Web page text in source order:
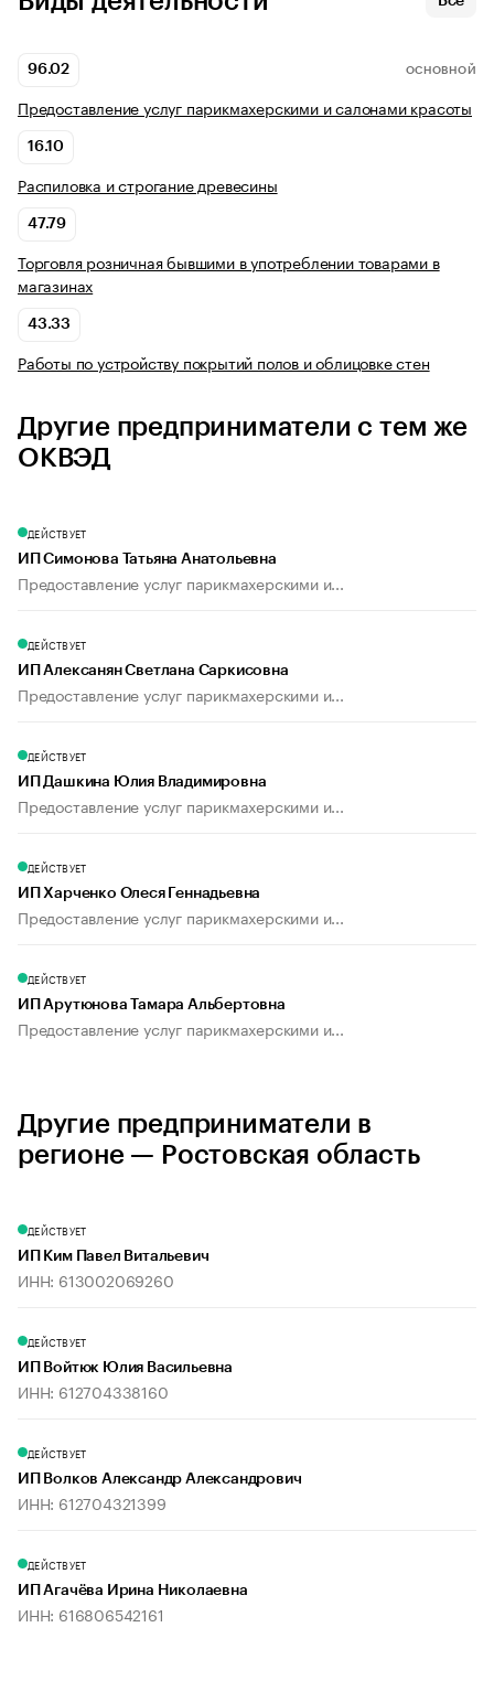
96.02 ОСНОВНОЙ
Предоставление услуг парикмахерскими и салонами красоты
16.10
Распиловка и строгание древесины
47.79
Торговля розничная бывшими в употреблении товарами в
магазинах
43.33
Работы по устройству покрытий полов и облицовке стен
Другие предприниматели с тем же
ОКВЭД
ДЕЙСТВУЕТ
ИП Симонова Татьяна Анатольевна
Предоставление услуг парикмахерскими и...
ДЕЙСТВУЕТ
ИП Алексанян Светлана Саркисовна
Предоставление услуг парикмахерскими и...
ДЕЙСТВУЕТ
ИП Дашкина Юлия Владимировна
Предоставление услуг парикмахерскими и...
ДЕЙСТВУЕТ
ИП Харченко Олеся Геннадьевна
Предоставление услуг парикмахерскими и...
ДЕЙСТВУЕТ
ИП Арутюнова Тамара Альбертовна
Предоставление услуг парикмахерскими и...
Другие предприниматели в
регионе — Ростовская область
ДЕЙСТВУЕТ
ИП Ким Павел Витальевич
ИНН: 613002069260
ДЕЙСТВУЕТ
ИП Войтюк Юлия Васильевна
ИНН: 612704338160
ДЕЙСТВУЕТ
ИП Волков Александр Александрович
ИНН: 612704321399
ДЕЙСТВУЕТ
ИП Агачёва Ирина Николаевна
ИНН: 616806542161